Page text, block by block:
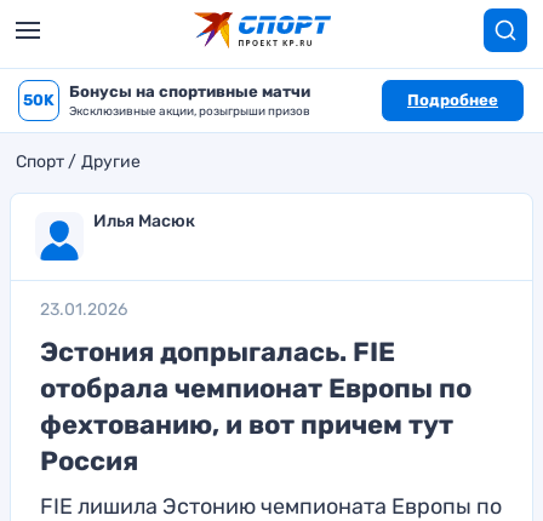
50K Бонусы на спортивные матчи
Эксклюзивные акции, розыгрыши призов
Подробнее
Спорт Другие
Илья Масюк
23.01.2026
Эстония допрыгалась. FIE
отобрала чемпионат Европы по
фехтованию, и вот причем тут
Россия
FIE лишила Эстонию чемпионата Европы по